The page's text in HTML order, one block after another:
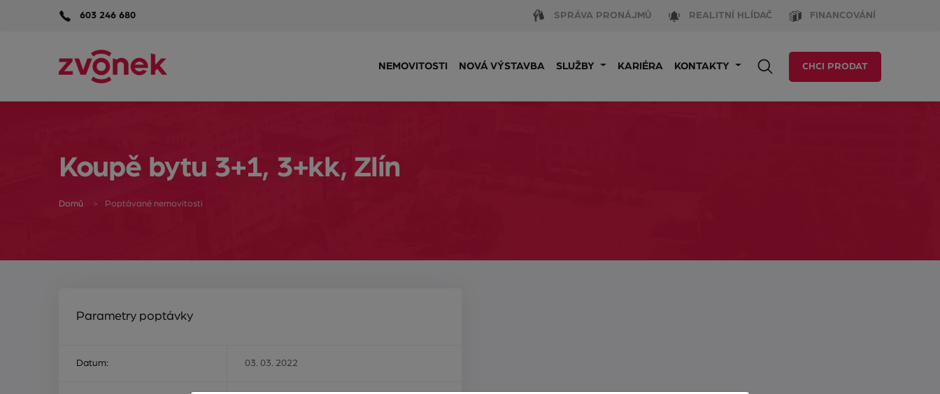
603 246 680 SPRÁVA PRONÁJMŮ REALITNÍ HLÍDAČ FINANCOVÁNÍ
NEMOVITOSTI NOVÁ VÝSTAVBA SLUŽBY KARIÉRA KONTAKTY CHCI PRODAT
Koupě bytu 3+1, 3+kk, Zlín
Domů Poptávané nemovitosti
Parametry poptávky
Datum: 03. 03. 2022